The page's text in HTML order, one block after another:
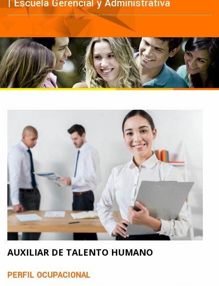
| Escuela Gerencial y Administrativa
AUXILIAR DE TALENTO HUMANO
PERFIL OCUPACIONAL